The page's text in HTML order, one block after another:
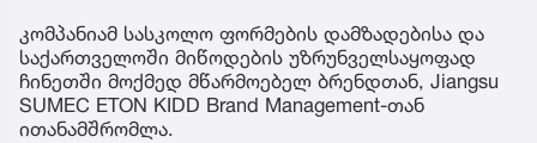
კომპანიამ სასკოლო ფორმების დამზადებისა და
საქართველოში მიწოდების უზრუნველსაყოფად
ჩინეთში მოქმედ მწარმოებელ ბრენდთან, Jiangsu
SUMEC ETON KIDD Brand Management-თან
ითანამშრომლა.